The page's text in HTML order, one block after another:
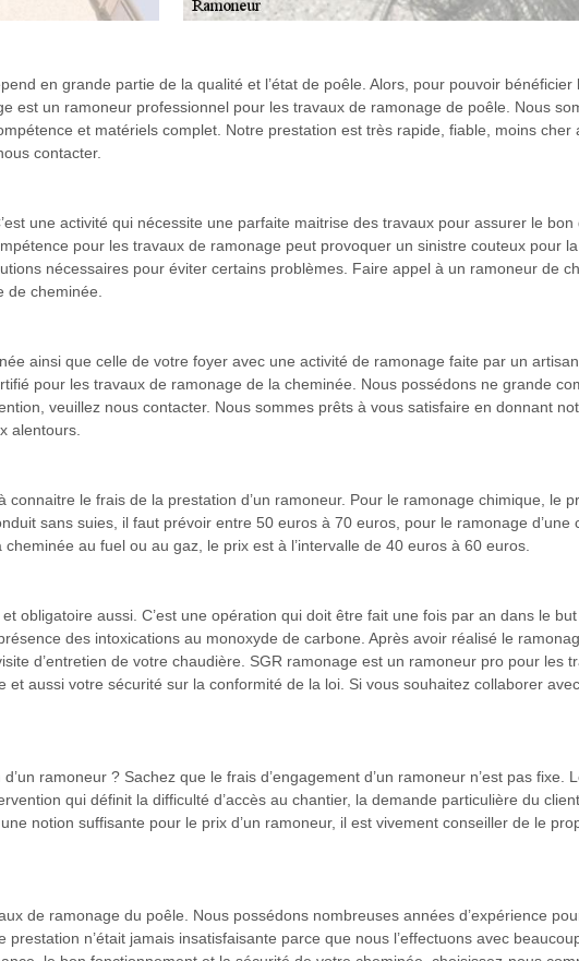
en grande partie de la qualité et l’état de poêle. Alors, pour pouvoir bénéficier
est un ramoneur professionnel pour les travaux de ramonage de poêle. Nous
et matériels complet. Notre prestation est très rapide, fiable, moins cher
contacter.
une activité qui nécessite une parfaite maitrise des travaux pour assurer le
pour les travaux de ramonage peut provoquer un sinistre couteux pour
nécessaires pour éviter certains problèmes. Faire appel à un ramoneur de
cheminée.
ainsi que celle de votre foyer avec une activité de ramonage faite par un
pour les travaux de ramonage de la cheminée. Nous possédons ne grande
veuillez nous contacter. Nous sommes prêts à vous satisfaire en donnant
alentours.
le frais de la prestation d’un ramoneur. Pour le ramonage chimique, le
sans suies, il faut prévoir entre 50 euros à 70 euros, pour le ramonage d’une
au fuel ou au gaz, le prix est à l’intervalle de 40 euros à 60 euros.
obligatoire aussi. C’est une opération qui doit être fait une fois par an dans le
des intoxications au monoxyde de carbone. Après avoir réalisé le
d’entretien de votre chaudière. SGR ramonage est un ramoneur pro pour les
aussi votre sécurité sur la conformité de la loi. Si vous souhaitez collaborer
ramoneur ? Sachez que le frais d’engagement d’un ramoneur n’est pas fixe.
qui définit la difficulté d’accès au chantier, la demande particulière du
notion suffisante pour le prix d’un ramoneur, il est vivement conseiller de le
de ramonage du poêle. Nous possédons nombreuses années d’expérience
n’était jamais insatisfaisante parce que nous l’effectuons avec